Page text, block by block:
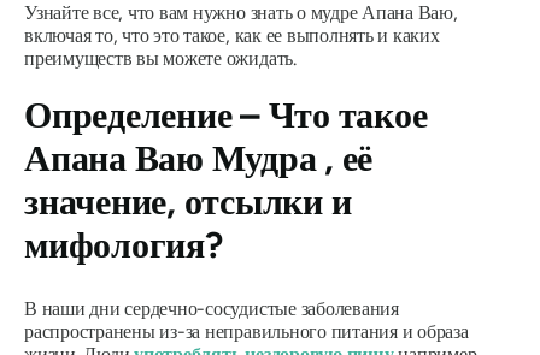
Узнайте все, что вам нужно знать о мудре Апана Ваю,
включая то, что это такое, как ее выполнять и каких
преимуществ вы можете ожидать.
Определение – Что такое
Апана Ваю Мудра, её
значение, отсылки и
мифология?
В наши дни сердечно-сосудистые заболевания
распространены из-за неправильного питания и образа